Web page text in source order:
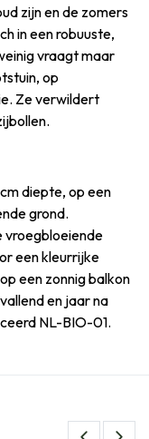
zijn en de zomers
in een robuuste,
vraagt maar
op
Ze verwildert
diepte, op een
grond.
vroegbloeiende
een kleurrijke
een zonnig balkon
en jaar na
NL-BIO-01.